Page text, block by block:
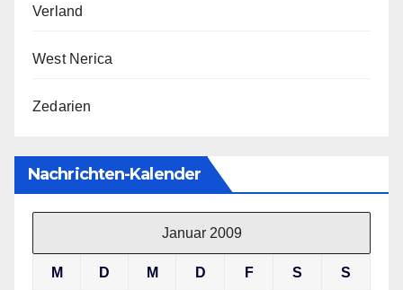
Verland
West Nerica
Zedarien
Nachrichten-Kalender
Januar 2009
M D M D F S S